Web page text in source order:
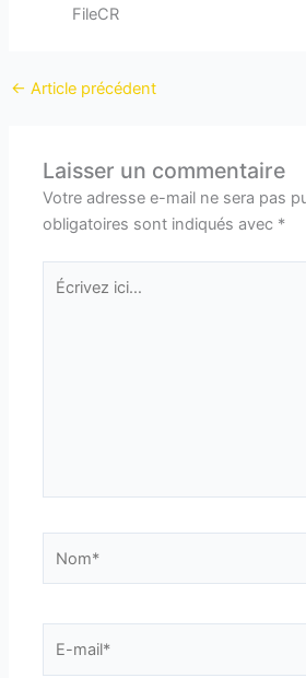
FileCR
← Article précédent
Laisser un commentaire
Votre adresse e-mail ne sera pas
obligatoires sont indiqués avec *
Écrivez
ici…
mail*